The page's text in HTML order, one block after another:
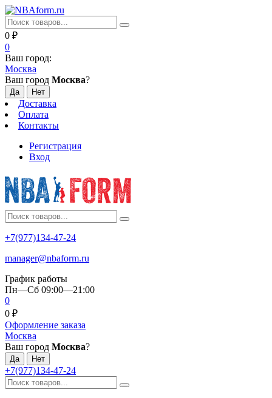
0 ₽
0
Ваш город:
Москва
Ваш город Москва?
Доставка
Оплата
Контакты
Регистрация
Вход
+7(977)134-47-24
manager@nbaform.ru
График работы
Пн—Сб 09:00—21:00
0
0 ₽
Оформление заказа
Москва
Ваш город Москва?
+7(977)134-47-24